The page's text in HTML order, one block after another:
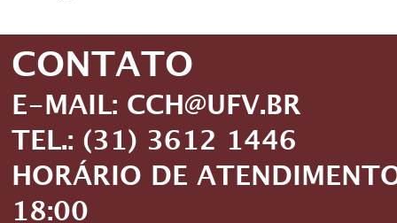
CONTATO
E-MAIL: CCH@UFV.BR
TEL.: (31) 3612 1446
HORÁRIO DE